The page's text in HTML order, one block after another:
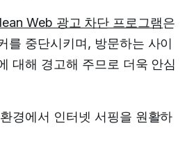
Web 광고 차단 프로그램은
를 중단시키며, 방문하는 사이
대해 경고해 주므로 더욱 안심
경에서 인터넷 서핑을 원활하